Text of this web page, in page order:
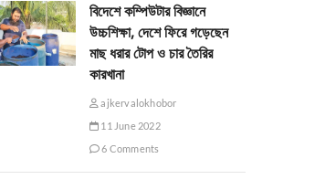
বিদেশে কম্পিউটার বিজ্ঞানে
উচ্চশিক্ষা, দেশে ফিরে গড়েছেন
মাছ ধরার টোপ ও চার তৈরির
কারখানা
ajkervalokhobor
11 June 2022
6 Comments